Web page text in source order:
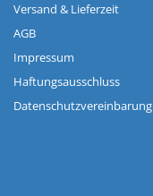
Versand & Lieferzeit
AGB
Impressum
Haftungsausschluss
Datenschutzvereinbarung